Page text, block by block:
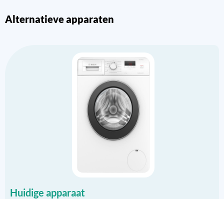
Alternatieve apparaten
Huidige apparaat